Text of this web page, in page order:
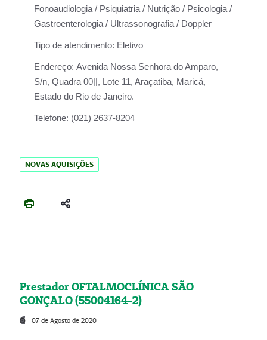
Fonoaudiologia / Psiquiatria / Nutrição / Psicologia /
Gastroenterologia / Ultrassonografia / Doppler
Tipo de atendimento: Eletivo
Endereço: Avenida Nossa Senhora do Amparo,
S/n, Quadra 00||, Lote 11, Araçatiba, Maricá,
Estado do Rio de Janeiro.
Telefone: (021) 2637-8204
NOVAS AQUISIÇÕES
Prestador OFTALMOCLÍNICA SÃO
GONÇALO (55004164-2)
07 de Agosto de 2020